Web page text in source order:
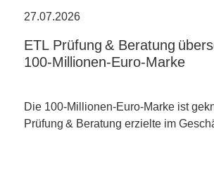
27.07.2026
ETL Prüfung & Beratung
100-Millionen-Euro-Marke
Die 100-Millionen-Euro-Marke ist
Prüfung & Beratung erzielte im